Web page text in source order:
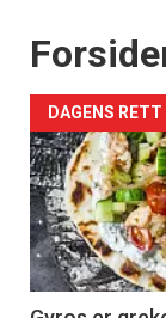
DAGENS RETT